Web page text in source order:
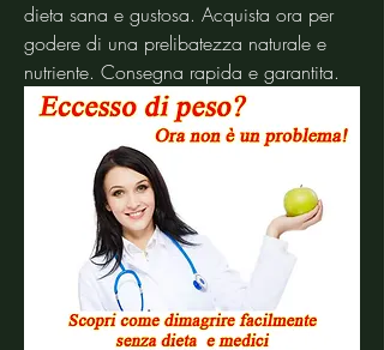
dieta sana e gustosa. Acquista ora per
godere di una prelibatezza naturale e
nutriente. Consegna rapida e garantita.